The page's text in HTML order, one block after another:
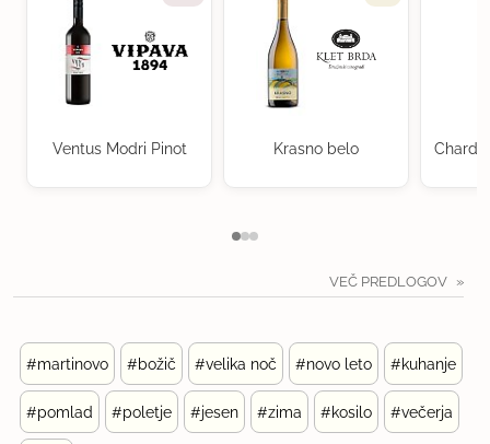
Ventus Modri Pinot Krasno belo
VEČ PREDLOGOV
#martinovo #božič #velika noč #novo leto #kuhanje
#pomlad #poletje #jesen #zima #kosilo #večerja